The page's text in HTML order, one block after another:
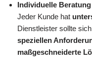
Individuelle Beratung
Jeder Kunde hat
Dienstleister sollte
speziellen
maßgeschneiderte